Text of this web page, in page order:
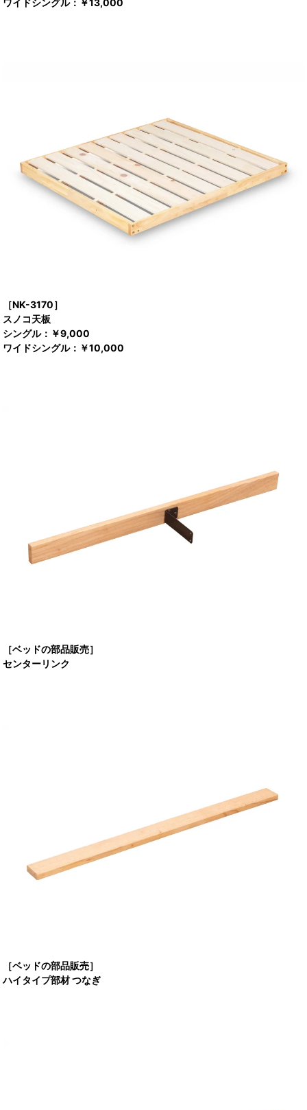
ワイドシングル：￥13,000
［NK-3170］
スノコ天板
シングル：￥9,000
ワイドシングル：￥10,000
［ベッドの部品販売］
センターリンク
［ベッドの部品販売］
ハイタイプ部材 つなぎ